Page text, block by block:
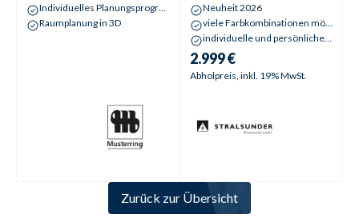
Individuelles Planungsprogramm
Raumplanung in 3D
Neuheit 2026
viele Farbkombinationen möglich
individuelle und persönliche 3D-Planung
2.999 €
Abholpreis, inkl. 19% MwSt.
Zurück zur Übersicht